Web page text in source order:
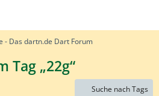
- Das dartn.de Dart Forum
Tag „22g“
Suche nach Tags